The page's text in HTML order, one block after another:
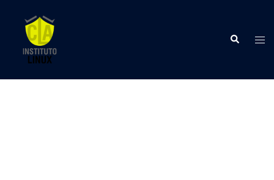
contenido
Buscar